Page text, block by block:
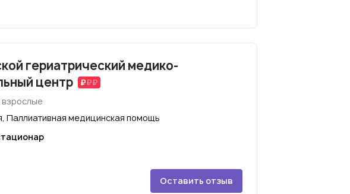
гериатрический медико-
центр
Паллиативная медицинская помощь
Оставить отзыв